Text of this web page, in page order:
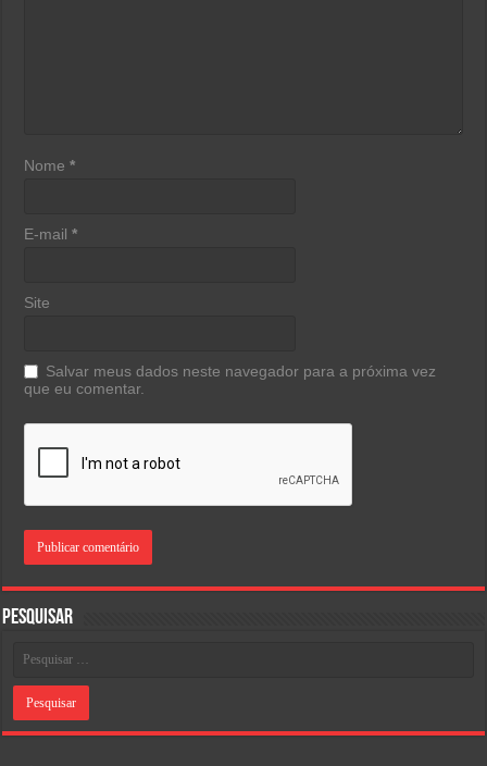
Nome*
E-mail*
Site
Salvar meus dados neste navegador para a próxima vez
que eu comentar.
Pesquisar